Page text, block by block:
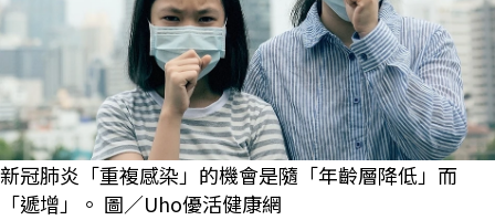
新冠肺炎「重複感染」的機會是隨「年齡層降低」而
「遞增」。 圖／Uho優活健康網